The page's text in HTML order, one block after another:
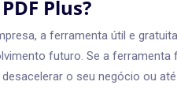
Plus?
a ferramenta útil e
futuro. Se a
o seu negócio ou